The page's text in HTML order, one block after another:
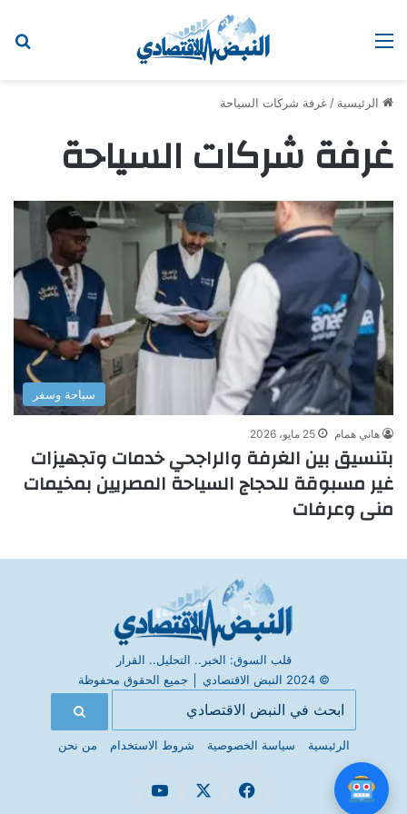
القائمة
الرئيسية / غرفة شركات السياحة
غرفة شركات السياحة
سياحة وسفر
هاني همام 25 مايو، 2026
بتنسيق بين الغرفة والراجحي خدمات وتجهيزات
غير مسبوقة للحجاج السياحة المصريين بمخيمات
منى وعرفات
قلب السوق: الخبر.. التحليل.. القرار
© 2024 النبض الاقتصادي
جميع الحقوق محفوظة
الرئيسية سياسة الخصوصية شروط الاستخدام من نحن